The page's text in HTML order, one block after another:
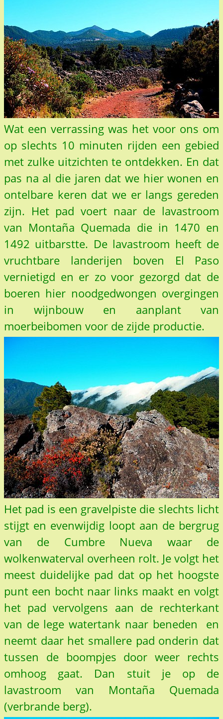
Wat een verrassing was het voor ons om
op slechts 10 minuten rijden een gebied
met zulke uitzichten te ontdekken. En dat
pas na al die jaren dat we hier wonen en
ontelbare keren dat we er langs gereden
zijn. Het pad voert naar de lavastroom
van Montaña Quemada die in 1470 en
1492 uitbarstte. De lavastroom heeft de
vruchtbare landerijen boven El Paso
vernietigd en er zo voor gezorgd dat de
boeren hier noodgedwongen overgingen
in wijnbouw en aanplant van
moerbeibomen voor de zijde productie.
Het pad is een gravelpiste die slechts licht
stijgt en evenwijdig loopt aan de bergrug
van de Cumbre Nueva waar de
wolkenwaterval overheen rolt. Je volgt het
meest duidelijke pad dat op het hoogste
punt een bocht naar links maakt en volgt
het pad vervolgens aan de rechterkant
van de lege watertank naar beneden en
neemt daar het smallere pad onderin dat
tussen de boompjes door weer rechts
omhoog gaat. Dan stuit je op de
lavastroom van Montaña Quemada
(verbrande berg).